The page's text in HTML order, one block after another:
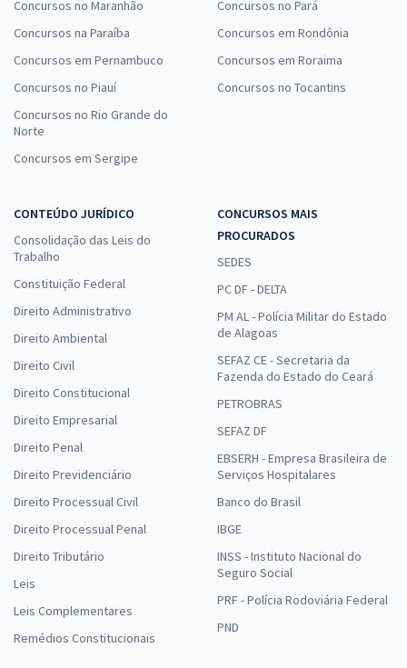
Concursos no Maranhão
Concursos na Paraíba
Concursos em Pernambuco
Concursos no Piauí
Concursos no Rio Grande do
Norte
Concursos em Sergipe
Concursos no Pará
Concursos em Rondônia
Concursos em Roraima
Concursos no Tocantins
CONTEÚDO JURÍDICO
Consolidação das Leis do
Trabalho
Constituição Federal
Direito Administrativo
Direito Ambiental
Direito Civil
Direito Constitucional
Direito Empresarial
Direito Penal
Direito Previdenciário
Direito Processual Civil
Direito Processual Penal
Direito Tributário
Leis
Leis Complementares
Remédios Constitucionais
CONCURSOS MAIS
PROCURADOS
SEDES
PC DF - DELTA
PM AL - Polícia Militar do Estado
de Alagoas
SEFAZ CE - Secretaria da
Fazenda do Estado do Ceará
PETROBRAS
SEFAZ DF
EBSERH - Empresa Brasileira de
Serviços Hospitalares
Banco do Brasil
IBGE
INSS - Instituto Nacional do
Seguro Social
PRF - Polícia Rodoviária Federal
PND